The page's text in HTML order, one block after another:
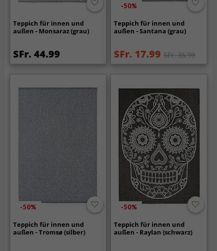
Teppich für innen und
außen - Monsaraz (grau)
SFr. 44.99
-50%
Teppich für innen und
außen - Santana (grau)
SFr. 17.99 SFr. 35.99
-50%
Teppich für innen und
außen - Tromsø (silber)
-50%
Teppich für innen und
außen - Raylan (schwarz)